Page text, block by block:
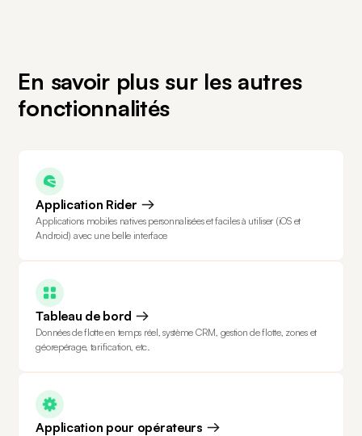
En savoir plus sur les autres
fonctionnalités
Application Rider
Applications mobiles natives personnalisées et faciles à utiliser (iOS et
Android) avec une belle interface
Tableau de bord
Données de flotte en temps réel, système CRM, gestion de flotte, zones et
géorepérage, tarification, etc.
Application pour opérateurs